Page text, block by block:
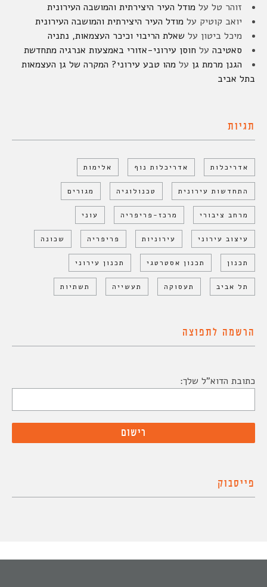
זוהר טל על מודל העיר היצירתית והמושבה העירונית
יואב קוטיק על מודל העיר היצירתית והמושבה העירונית
מיכל ביטון על שאלת הריבוי וכיכר העצמאות, נתניה
סאטיבה על חוסן עירוני-אזורי באמצעות אנרגיה מתחדשת
הגנן מרמת גן על מהו טבע עירוני? המקרה של גן העצמאות
בתל אביב
תגיות
אדריכלות אדריכלות נוף אלימות
התחדשות עירונית טכנולוגיה מגורים
מרחב ציבורי מרכז-פריפריה עוני
עיצוב עירוני עירוניות פריפריה שכונה
תכנון תכנון אסטרטגי תכנון עירוני
תל אביב תעסוקה תעשייה תשתיות
הרשמה לתפוצה
כתובת הדוא"ל שלך:
פייסבוק